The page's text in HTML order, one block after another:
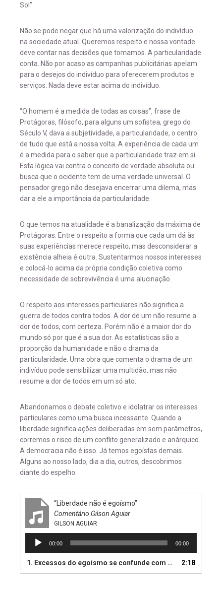
Sol”.
Não se pode negar que há uma valorização do indivíduo
na sociedade atual. Queremos respeito e nossa vontade
deve contar nas decisões que tomamos. A particularidade
conta. Não por acaso as campanhas publicitárias apelam
para o desejos do indivíduo para oferecerem produtos e
serviços. Nada deve estar acima do indivíduo.
“O homem é a medida de todas as coisas”, frase de
Protágoras, filósofo, para alguns um sofistea, grego do
Século V, dava a subjetividade, a particularidade, o centro
de tudo que está a nossa volta. A experiência de cada um
é a medida para o saber que a particularidade traz em si.
Esta lógica vai contra o conceito de verdade absoluta ou
busca que o ocidente tem de uma verdade universal. O
pensador grego não desejava encerrar uma dilema, mas
dar a ele a importância da particularidade.
O que temos na atualidade é a banalização da máxima de
Protágoras. Entre o respeito a forma que cada um dá às
suas experiências merece respeito, mas desconsiderar a
existência alheia é outra. Sustentarmos nossos interesses
e colocá-lo acima da própria condição coletiva como
necessidade de sobrevivência é uma alucinação.
O respeito aos interesses particulares não significa a
guerra de todos contra todos. A dor de um não resume a
dor de todos, com certeza. Porém não é a maior dor do
mundo só por que é a sua dor. As estatísticas são a
proporção da humanidade e não o drama da
particularidade. Uma obra que comenta o drama de um
indivíduo pode sensibilizar uma multidão, mas não
resume a dor de todos em um só ato.
Abandonamos o debate coletivo e idolatrar os interesses
particulares como uma busca incessante. Quando a
liberdade significa ações deliberadas em sem parâmetros,
corremos o risco de um conflito generalizado e anárquico.
A democracia não é isso. Já temos egoístas demais.
Alguns ao nosso lado, dia a dia, outros, descobrimos
diante do espelho.
“Liberdade não é egoísmo”
Comentário Gilson Aguiar
GILSON AGUIAR
Tocador
áudio
00:00 00:00
1. Excessos do egoísmo se confunde com o direito individual. 2:18